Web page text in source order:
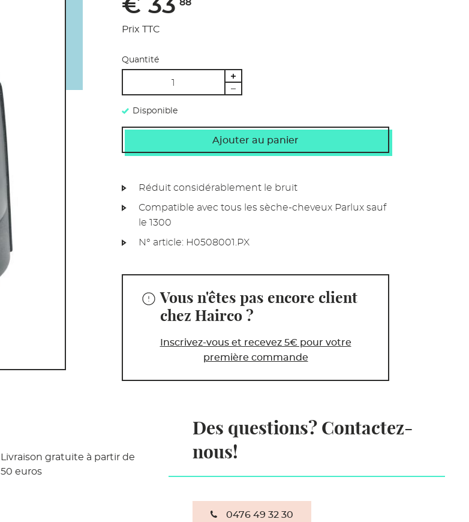
€ 33 88
Prix TTC
Quantité
Disponible
Réduit considérablement le bruit
Compatible avec tous les sèche-cheveux Parlux sauf
le 1300
N° article: H0508001.PX
Vous n'êtes pas encore client
chez Hairco ?
Inscrivez-vous et recevez 5€ pour votre
première commande
Livraison gratuite à partir de
50 euros
Des questions? Contactez-
nous!
0476 49 32 30